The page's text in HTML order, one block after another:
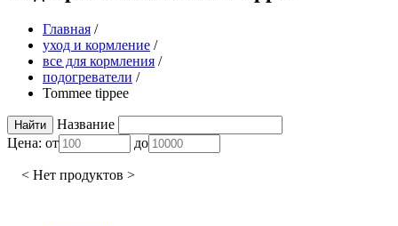
Главная /
уход и кормление /
все для кормления /
подогреватели /
Tommee tippee
Название
Цена: от до
< Нет продуктов >